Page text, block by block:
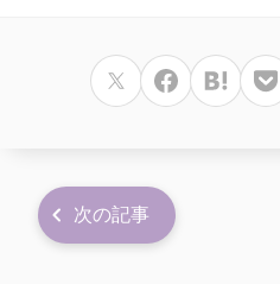
次の記事